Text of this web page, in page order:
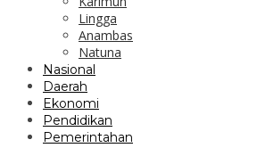
Lingga
Anambas
Natuna
Nasional
Daerah
Ekonomi
Pendidikan
Pemerintahan